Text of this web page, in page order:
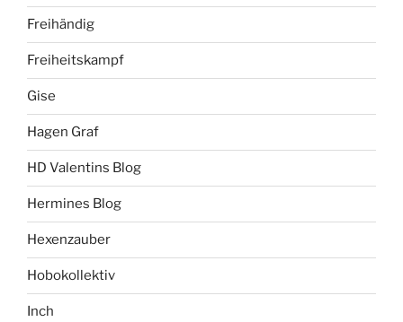
Freihändig
Freiheitskampf
Gise
Hagen Graf
HD Valentins Blog
Hermines Blog
Hexenzauber
Hobokollektiv
Inch